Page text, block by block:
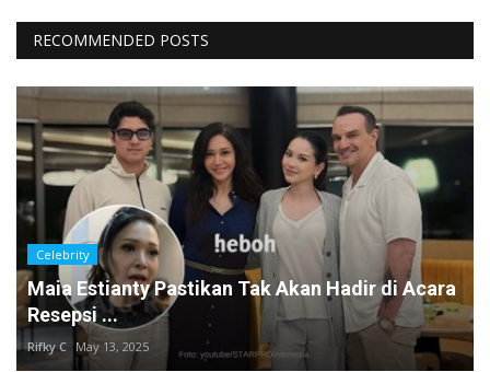
RECOMMENDED POSTS
Celebrity
Maia Estianty Pastikan Tak Akan Hadir di Acara
Resepsi ...
Rifky C May 13, 2025